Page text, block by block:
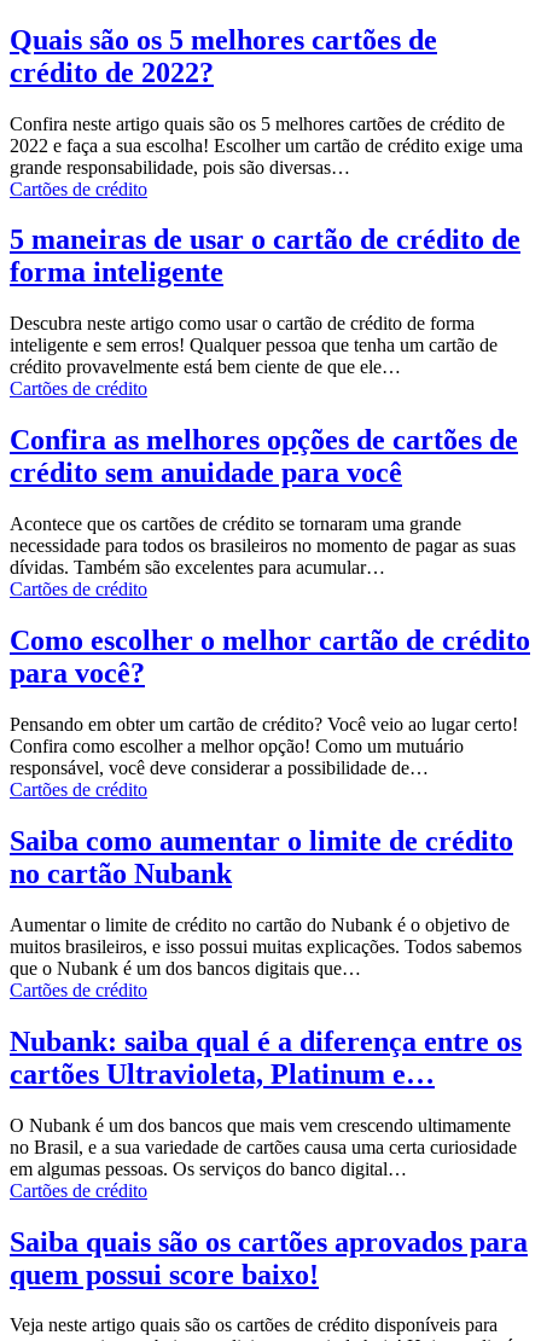
Quais são os 5 melhores cartões de
crédito de 2022?
Confira neste artigo quais são os 5 melhores cartões de crédito de
2022 e faça a sua escolha! Escolher um cartão de crédito exige uma
grande responsabilidade, pois são diversas…
Cartões de crédito
5 maneiras de usar o cartão de crédito de
forma inteligente
Descubra neste artigo como usar o cartão de crédito de forma
inteligente e sem erros! Qualquer pessoa que tenha um cartão de
crédito provavelmente está bem ciente de que ele…
Cartões de crédito
Confira as melhores opções de cartões de
crédito sem anuidade para você
Acontece que os cartões de crédito se tornaram uma grande
necessidade para todos os brasileiros no momento de pagar as suas
dívidas. Também são excelentes para acumular…
Cartões de crédito
Como escolher o melhor cartão de crédito
para você?
Pensando em obter um cartão de crédito? Você veio ao lugar certo!
Confira como escolher a melhor opção! Como um mutuário
responsável, você deve considerar a possibilidade de…
Cartões de crédito
Saiba como aumentar o limite de crédito
no cartão Nubank
Aumentar o limite de crédito no cartão do Nubank é o objetivo de
muitos brasileiros, e isso possui muitas explicações. Todos sabemos
que o Nubank é um dos bancos digitais que…
Cartões de crédito
Nubank: saiba qual é a diferença entre os
cartões Ultravioleta, Platinum e…
O Nubank é um dos bancos que mais vem crescendo ultimamente
no Brasil, e a sua variedade de cartões causa uma certa curiosidade
em algumas pessoas. Os serviços do banco digital…
Cartões de crédito
Saiba quais são os cartões aprovados para
quem possui score baixo!
Veja neste artigo quais são os cartões de crédito disponíveis para